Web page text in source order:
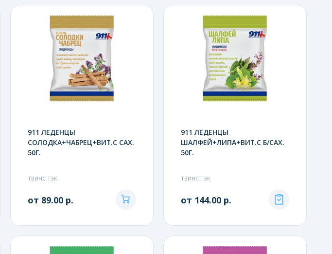
911 ЛЕДЕНЦЫ
СОЛОДКА+ЧАБРЕЦ+ВИТ.С САХ.
50Г.
ТВИНС ТЭК
от 89.00 р.
911 ЛЕДЕНЦЫ
ШАЛФЕЙ+ЛИПА+ВИТ.С Б/САХ.
50Г.
ТВИНС ТЭК
от 144.00 р.